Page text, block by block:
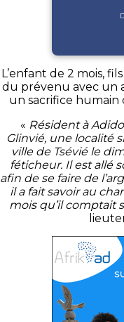
L’enfant de 2 mois,
du prévenu avec un
un sacrifice humain
« Résident à
Glinvié, une localité
ville de Tsévié le
féticheur. Il est allé
afin de se faire de
il a fait savoir au
mois qu’il comptait